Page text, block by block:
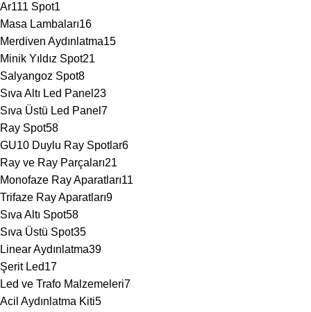
Ar111 Spot1
Masa Lambaları16
Merdiven Aydınlatma15
Minik Yıldız Spot21
Salyangoz Spot8
Sıva Altı Led Panel 23
Sıva Üstü Led Panel 7
Ray Spot58
GU10 Duylu Ray Spotlar6
Ray ve Ray Parçaları21
Monofaze Ray Aparatları11
Trifaze Ray Aparatları9
Sıva Altı Spot58
Sıva Üstü Spot35
Linear Aydınlatma39
Şerit Led17
Led ve Trafo Malzemeleri7
Acil Aydınlatma Kiti5